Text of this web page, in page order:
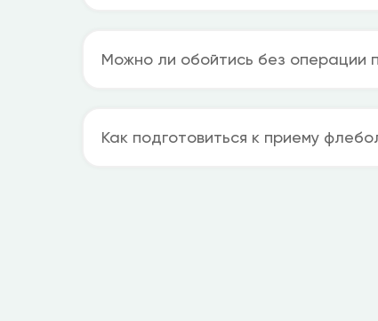
Можно ли обойтись без операции
Как подготовиться к приему